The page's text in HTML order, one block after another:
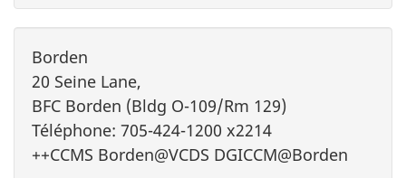
Borden
20 Seine Lane,
BFC Borden (Bldg O-109/Rm 129)
Téléphone: 705-424-1200 x2214
++CCMS Borden@VCDS DGICCM@Borden